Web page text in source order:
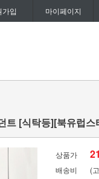
가입 마이페이지
트 [식탁등][북유럽스
상품가
배송비
(